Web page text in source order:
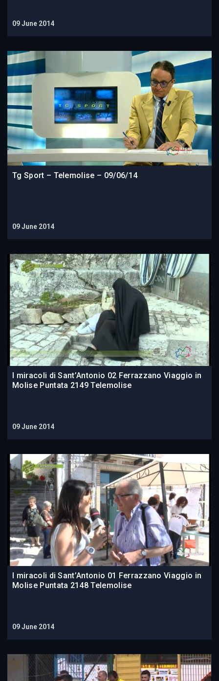
09 June 2014
Tg Sport – Telemolise – 09/06/14
09 June 2014
I miracoli di Sant’Antonio 02 Ferrazzano Viaggio in
Molise Puntata 2149 Telemolise
09 June 2014
I miracoli di Sant’Antonio 01 Ferrazzano Viaggio in
Molise Puntata 2148 Telemolise
09 June 2014